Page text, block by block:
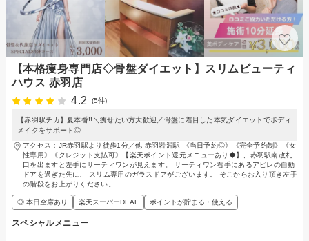
【本格痩身専門店◇骨盤ダイエット】スリムビューティ
ハウス 赤羽店
4.2
(5件)
【赤羽駅チカ】夏本番!!＼痩せたい方大歓迎／骨盤に着目した本気ダイエットでボディ
メイクをサポート◎
アクセス：JR赤羽駅より徒歩1分／他 赤羽岩淵駅 《当日予約◎》《完全予約制》《女
性専用》《クレジット支払可》【楽天ポイント還元メニューあり◆】、赤羽駅南改札
口を出ますと左手にサーティワンが見えます。 サーティワン右手にあるアピレの自動
ドアを過ぎた先に、 スリム専用のガラスドアがございます。 そこからお入り頂き左手
の階段をお上がりください。
◎ 本日空席あり 楽天スーパーDEAL ポイントが貯まる・使える
スペシャルメニュー